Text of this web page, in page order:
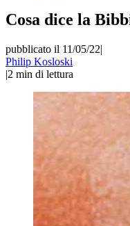
Cosa dice la
pubblicato il 11/05/22|
Philip Kosloski
|2 min di lettura